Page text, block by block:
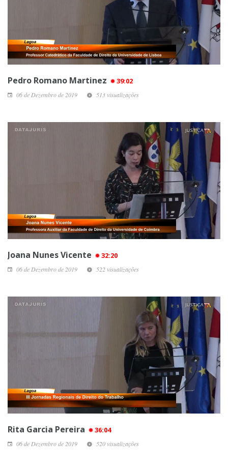
Pedro Romano Martinez 39:02
06 de Dezembro de 2019 513 visualizações
Joana Nunes Vicente 32:20
06 de Dezembro de 2019 522 visualizações
Rita Garcia Pereira 36:04
06 de Dezembro de 2019 520 visualizações